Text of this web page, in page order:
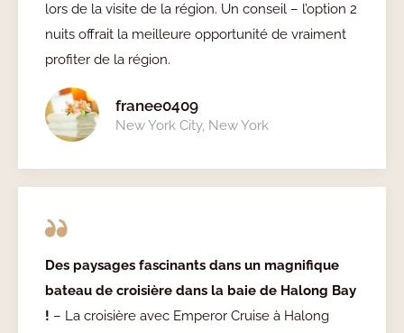
lors de la visite de la région. Un conseil – l’option 2
nuits offrait la meilleure opportunité de vraiment
profiter de la région.
franee0409
New York City, New York
Des paysages fascinants dans un magnifique
bateau de croisière dans la baie de Halong Bay
! – La croisière avec Emperor Cruise à Halong